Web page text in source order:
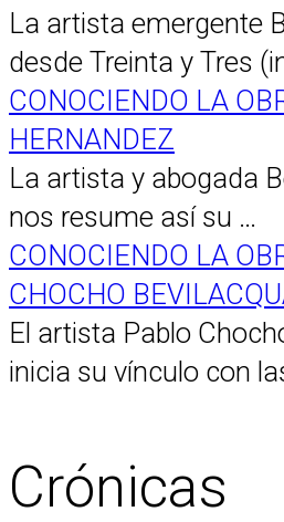
La artista emergente
desde Treinta y Tres
CONOCIENDO LA
HERNANDEZ
La artista y abogada
nos resume así su …
CONOCIENDO LA
CHOCHO
El artista Pablo
inicia su vínculo con
Crónicas